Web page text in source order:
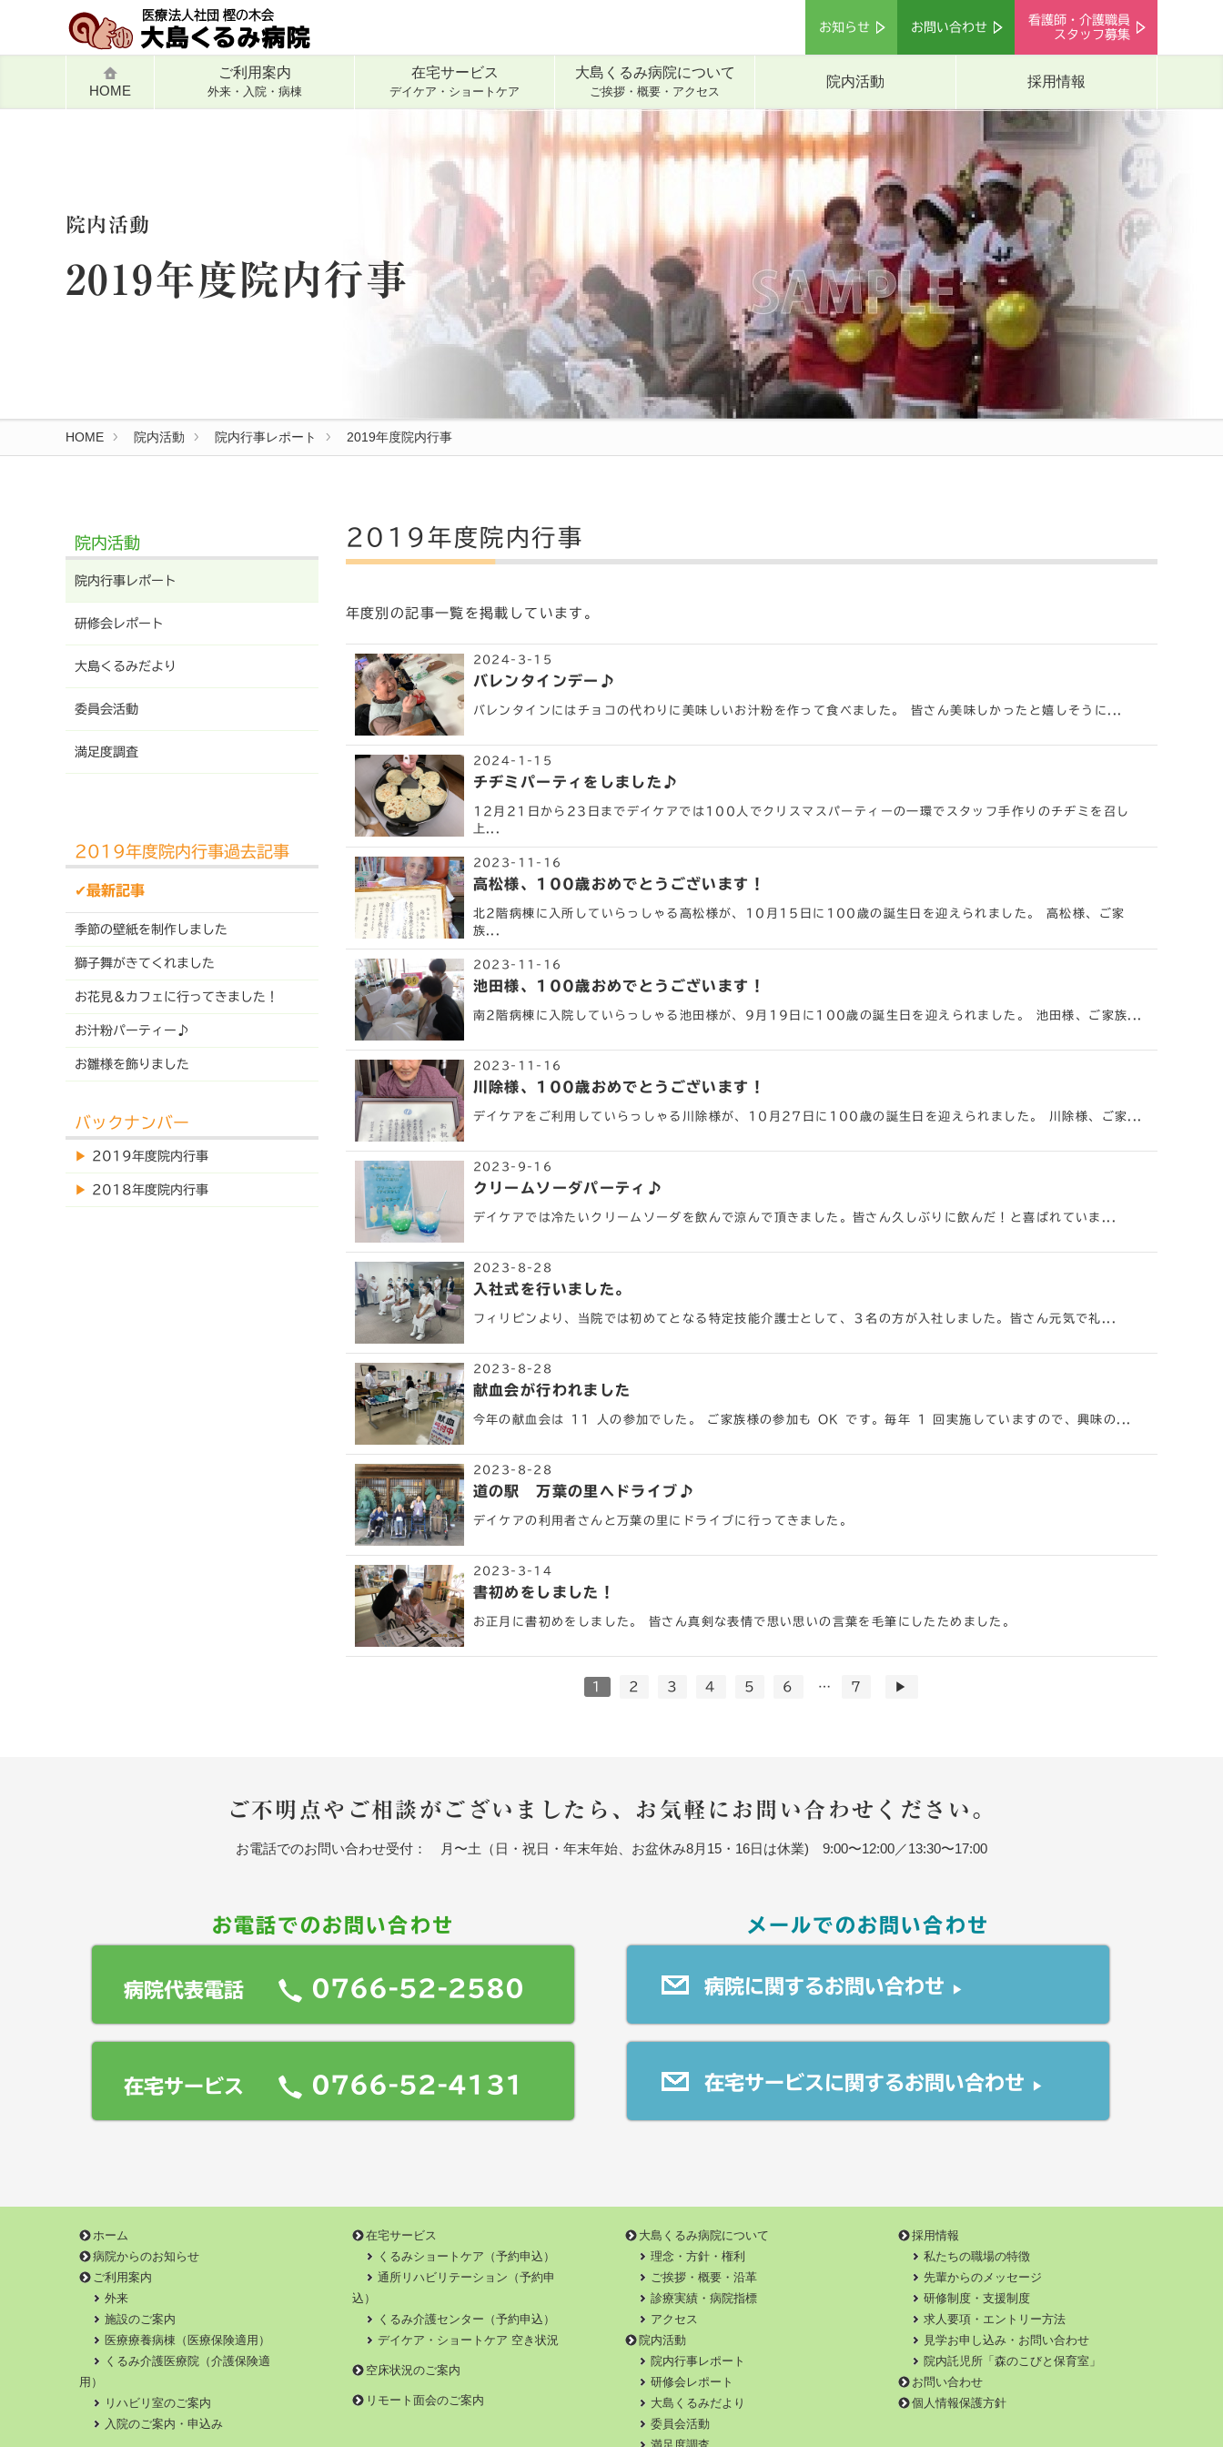
お知らせ お問い合わせ
看護師・介護職員
スタッフ募集
HOME
ご利用案内
外来・入院・病棟
在宅サービス
デイケア・ショートケア
大島くるみ病院について
ご挨拶・概要・アクセス
院内活動 採用情報
院内活動
2019年度院内行事
HOME 院内活動 院内行事レポート 2019年度院内行事
2019年度院内行事
年度別の記事一覧を掲載しています。
2024-3-15
バレンタインデー♪
バレンタインにはチョコの代わりに美味しいお汁粉を作って食べました。 皆さん美味しかったと嬉しそうに...
2024-1-15
チヂミパーティをしました♪
12月21日から23日までデイケアでは100人でクリスマスパーティーの一環でスタッフ手作りのチヂミを召し
上...
2023-11-16
高松様、100歳おめでとうございます！
北2階病棟に入所していらっしゃる高松様が、10月15日に100歳の誕生日を迎えられました。 高松様、ご家
族...
2023-11-16
池田様、100歳おめでとうございます！
南2階病棟に入院していらっしゃる池田様が、9月19日に100歳の誕生日を迎えられました。 池田様、ご家族...
2023-11-16
川除様、100歳おめでとうございます！
デイケアをご利用していらっしゃる川除様が、10月27日に100歳の誕生日を迎えられました。 川除様、ご家...
2023-9-16
クリームソーダパーティ♪
デイケアでは冷たいクリームソーダを飲んで涼んで頂きました。皆さん久しぶりに飲んだ！と喜ばれていま...
2023-8-28
入社式を行いました。
フィリピンより、当院では初めてとなる特定技能介護士として、３名の方が入社しました。皆さん元気で礼...
2023-8-28
献血会が行われました
今年の献血会は 11 人の参加でした。 ご家族様の参加も OK です。毎年 1 回実施していますので、興味の...
2023-8-28
道の駅 万葉の里へドライブ♪
デイケアの利用者さんと万葉の里にドライブに行ってきました。
2023-3-14
書初めをしました！
お正月に書初めをしました。 皆さん真剣な表情で思い思いの言葉を毛筆にしたためました。
1 2 3 4 5 6 … 7 ▶
院内活動
院内行事レポート
研修会レポート
大島くるみだより
委員会活動
満足度調査
2019年度院内行事過去記事
✔最新記事
季節の壁紙を制作しました
獅子舞がきてくれました
お花見＆カフェに行ってきました！
お汁粉パーティー♪
お雛様を飾りました
バックナンバー
▶︎ 2019年度院内行事
▶︎ 2018年度院内行事
ご不明点やご相談がございましたら、お気軽にお問い合わせください。
お電話でのお問い合わせ受付： 月〜土（日・祝日・年末年始、お盆休み8月15・16日は休業) 9:00〜12:00／13:30〜17:00
お電話でのお問い合わせ
病院代表電話 0766-52-2580
在宅サービス 0766-52-4131
メールでのお問い合わせ
病院に関するお問い合わせ ▶︎
在宅サービスに関するお問い合わせ ▶︎
ホーム
病院からのお知らせ
ご利用案内
外来
施設のご案内
医療療養病棟（医療保険適用）
くるみ介護医療院（介護保険適
用）
リハビリ室のご案内
入院のご案内・申込み
在宅サービス
くるみショートケア（予約申込）
通所リハビリテーション（予約申
込）
くるみ介護センター（予約申込）
デイケア・ショートケア 空き状況
空床状況のご案内
リモート面会のご案内
大島くるみ病院について
理念・方針・権利
ご挨拶・概要・沿革
診療実績・病院指標
アクセス
院内活動
院内行事レポート
研修会レポート
大島くるみだより
委員会活動
採用情報
私たちの職場の特徴
先輩からのメッセージ
研修制度・支援制度
求人要項・エントリー方法
見学お申し込み・お問い合わせ
院内託児所「森のこびと保育室」
お問い合わせ
個人情報保護方針